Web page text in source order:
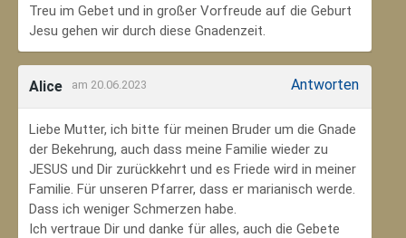
Treu im Gebet und in großer Vorfreude auf die Geburt
Jesu gehen wir durch diese Gnadenzeit.
Alice am 20.06.2023 Antworten
Liebe Mutter, ich bitte für meinen Bruder um die Gnade
der Bekehrung, auch dass meine Familie wieder zu
JESUS und Dir zurückkehrt und es Friede wird in meiner
Familie. Für unseren Pfarrer, dass er marianisch werde.
Dass ich weniger Schmerzen habe.
Ich vertraue Dir und danke für alles, auch die Gebete